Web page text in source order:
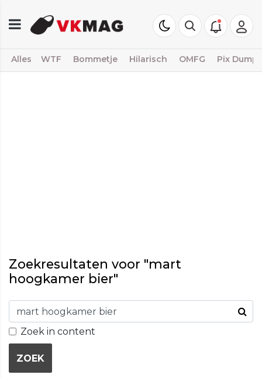
Alles WTF Bommetje Hilarisch OMFG Pix Dump
Zoekresultaten voor "mart
hoogkamer bier"
Zoek in content
ZOEK